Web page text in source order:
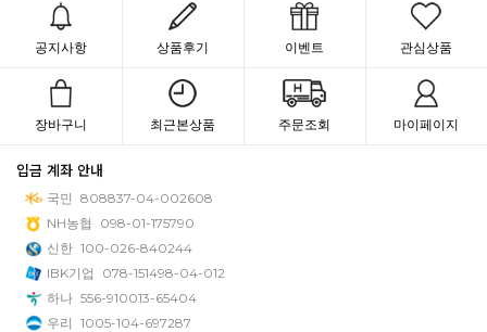
공지사항 상품후기 이벤트 관심상품
장바구니 최근본상품 주문조회 마이페이지
입금 계좌 안내
국민 808837-04-002608
NH농협
098-01-175790
신한 100-026-840244
IBK기업
078-151498-04-012
하나 556-910013-65404
우리 1005-104-697287